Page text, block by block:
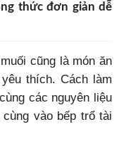
thức đơn giản dễ
cũng là món ăn
thích. Cách làm
các nguyên liệu
vào bếp trổ tài